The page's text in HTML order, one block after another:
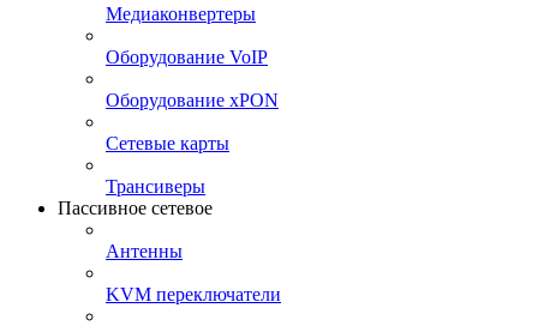
Медиаконвертеры
Оборудование VoIP
Оборудование xPON
Сетевые карты
Трансиверы
Пассивное сетевое
Антенны
KVM переключатели